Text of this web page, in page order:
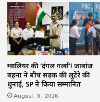
ग्वालियर की ‘दंगल गर्ल्स’! जाबांज
बहनों ने बीच सड़क की लुटेरे की
धुनाई, SP ने किया सम्मानित
August 8, 2026